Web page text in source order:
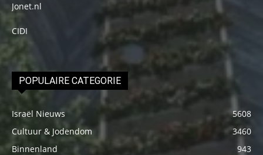
Jonet.nl
CIDI
POPULAIRE CATEGORIE
Israël Nieuws
5608
Cultuur & Jodendom
3460
Binnenland
943